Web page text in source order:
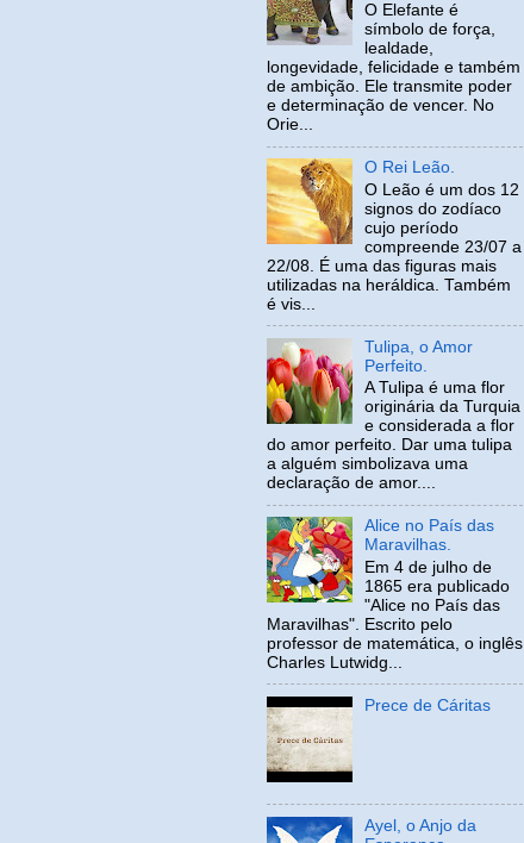
O Elefante é
símbolo de força,
lealdade,
longevidade, felicidade e também
de ambição. Ele transmite poder
e determinação de vencer. No
Orie...
O Rei Leão.
O Leão é um dos 12
signos do zodíaco
cujo período
compreende 23/07 a
22/08. É uma das figuras mais
utilizadas na heráldica. Também
é vis...
Tulipa, o Amor
Perfeito.
A Tulipa é uma flor
originária da Turquia
e considerada a flor
do amor perfeito. Dar uma tulipa
a alguém simbolizava uma
declaração de amor....
Alice no País das
Maravilhas.
Em 4 de julho de
1865 era publicado
"Alice no País das
Maravilhas". Escrito pelo
professor de matemática, o inglês
Charles Lutwidg...
Prece de Cáritas
Ayel, o Anjo da